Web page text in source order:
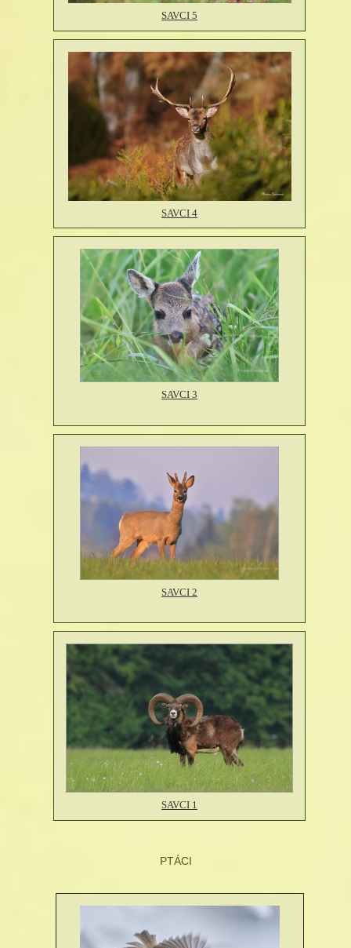
SAVCI 5
SAVCI 4
SAVCI 3
SAVCI 2
SAVCI 1
PTÁCI